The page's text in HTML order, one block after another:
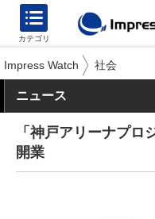
カテゴリ
Impress Watch 社会
ニュース
「神戸アリーナプロ
開業